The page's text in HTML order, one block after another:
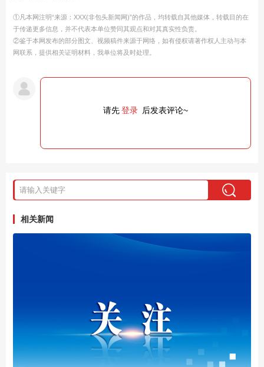
①凡本网注明“来源：XXX(非包头新闻网)”的作品，均转载自其他媒体，转载目的在
于传递更多信息，并不代表本单位赞同其观点和对其真实性负责。
②鉴于本网发布的部分图文、视频稿件来源于网络，如有侵权请著作权人主动与本
网联系，提供相关证明材料，我单位将及时处理。
请先登录 后发表评论~
相关新闻